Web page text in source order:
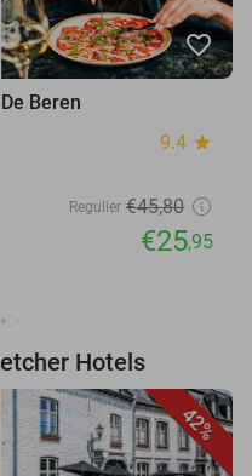
favorite_border
Beren
9.4 star
Regulier €45,80
€25,95
Hotels
42%